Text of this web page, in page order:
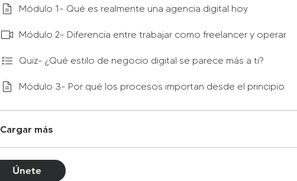
Módulo 1- Qué es realmente una agencia digital hoy
Módulo 2- Diferencia entre trabajar como freelancer y operar
Quiz- ¿Qué estilo de negocio digital se parece más a ti?
Módulo 3- Por qué los procesos importan desde el principio
Cargar más
Únete